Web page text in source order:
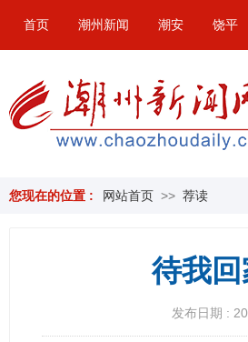
首页 潮州新闻 潮安 饶平
您现在的位置 : 网站首页 >> 荐读
待我
发布日期 :